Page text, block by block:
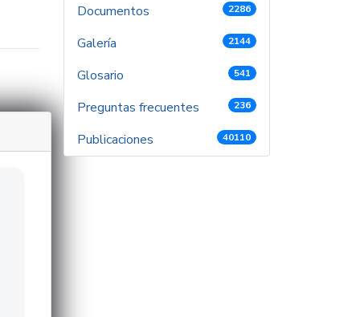
Documentos 2286
Galería 2144
Glosario 541
Preguntas frecuentes 236
Publicaciones 40110